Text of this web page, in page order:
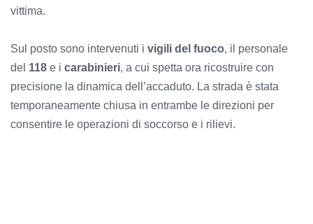
vittima.
Sul posto sono intervenuti i vigili del fuoco, il personale
del 118 e i carabinieri, a cui spetta ora ricostruire con
precisione la dinamica dell’accaduto. La strada è stata
temporaneamente chiusa in entrambe le direzioni per
consentire le operazioni di soccorso e i rilievi.